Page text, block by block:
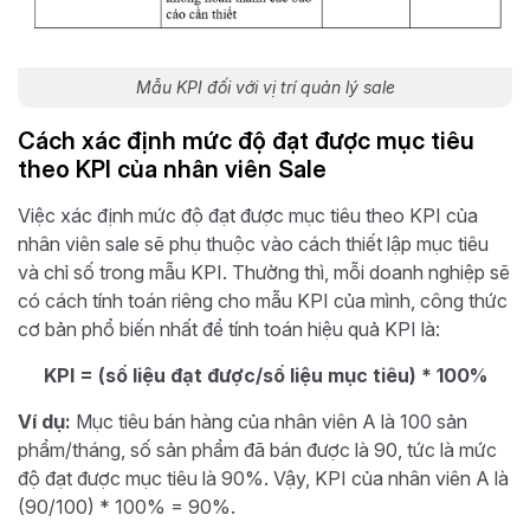
Mẫu KPI đối với vị trí quản lý sale
Cách xác định mức độ đạt được mục tiêu
theo KPI của nhân viên Sale
Việc xác định mức độ đạt được mục tiêu theo KPI của
nhân viên sale sẽ phụ thuộc vào cách thiết lập mục tiêu
và chỉ số trong mẫu KPI. Thường thì, mỗi doanh nghiệp sẽ
có cách tính toán riêng cho mẫu KPI của mình, công thức
cơ bản phổ biến nhất để tính toán hiệu quả KPI là:
KPI = (số liệu đạt được/số liệu mục tiêu) * 100%
Ví dụ: Mục tiêu bán hàng của nhân viên A là 100 sản
phẩm/tháng, số sản phẩm đã bán được là 90, tức là mức
độ đạt được mục tiêu là 90%. Vậy, KPI của nhân viên A là
(90/100) * 100% = 90%.